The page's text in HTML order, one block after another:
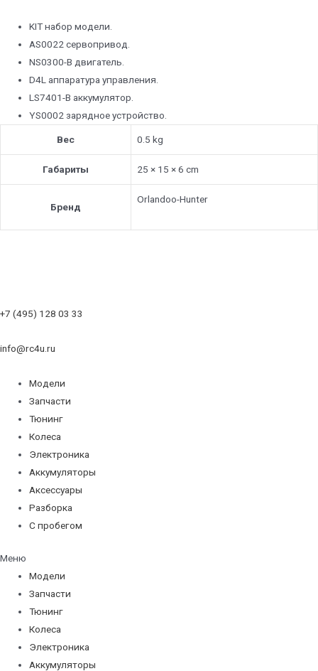
KIT набор модели.
AS0022 сервопривод.
NS0300-B двигатель.
D4L аппаратура управления.
LS7401-B аккумулятор.
YS0002 зарядное устройство.
Вес 0.5 kg
Габариты 25 × 15 × 6 cm
Бренд
Orlandoo-Hunter
+7 (495) 128 03 33
info@rc4u.ru
Модели
Запчасти
Тюнинг
Колеса
Электроника
Аккумуляторы
Аксессуары
Разборка
С пробегом
Меню
Модели
Запчасти
Тюнинг
Колеса
Электроника
Аккумуляторы